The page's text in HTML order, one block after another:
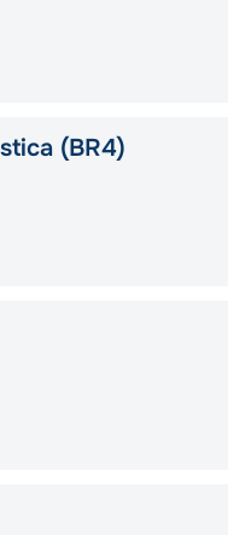
(BR4)